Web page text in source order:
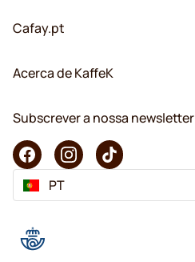
Cafay.pt
Acerca de KaffeK
Subscrever a nossa newsletter
PT